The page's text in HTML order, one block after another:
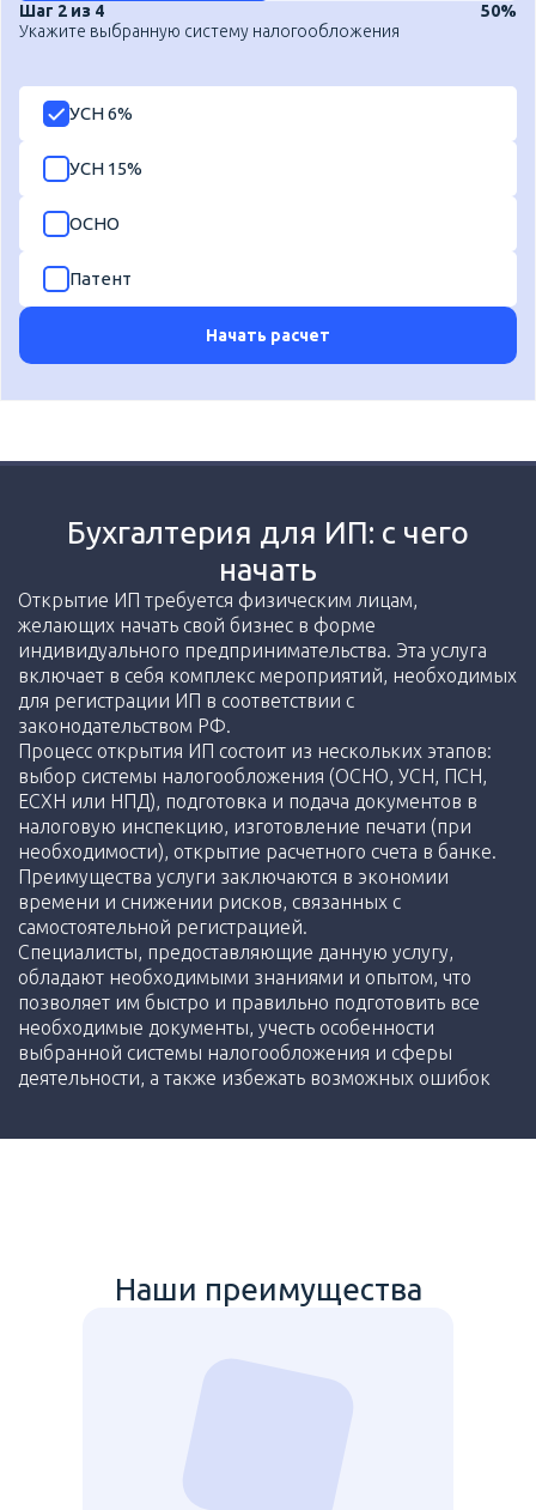
Шаг 2 из 4
50%
Укажите выбранную систему налогообложения
УСН 6%
УСН 15%
ОСНО
Патент
Начать расчет
Бухгалтерия для ИП: с чего
начать
Открытие ИП требуется физическим лицам,
желающих начать свой бизнес в форме
индивидуального предпринимательства. Эта услуга
включает в себя комплекс мероприятий, необходимых
для регистрации ИП в соответствии с
законодательством РФ.
Процесс открытия ИП состоит из нескольких этапов:
выбор системы налогообложения (ОСНО, УСН, ПСН,
ЕСХН или НПД), подготовка и подача документов в
налоговую инспекцию, изготовление печати (при
необходимости), открытие расчетного счета в банке.
Преимущества услуги заключаются в экономии
времени и снижении рисков, связанных с
самостоятельной регистрацией.
Специалисты, предоставляющие данную услугу,
обладают необходимыми знаниями и опытом, что
позволяет им быстро и правильно подготовить все
необходимые документы, учесть особенности
выбранной системы налогообложения и сферы
деятельности, а также избежать возможных ошибок
Наши преимущества